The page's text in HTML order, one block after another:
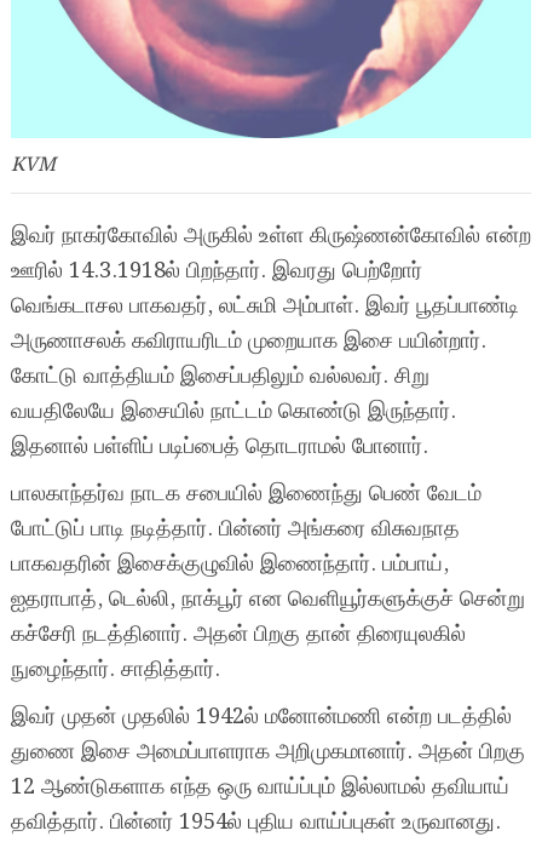
KVM
இவர் நாகர்கோவில் அருகில் உள்ள கிருஷ்ணன்கோவில் என்ற
ஊரில் 14.3.1918ல் பிறந்தார். இவரது பெற்றோர்
வெங்கடாசல பாகவதர், லட்சுமி அம்பாள். இவர் பூதப்பாண்டி
அருணாசலக் கவிராயரிடம் முறையாக இசை பயின்றார்.
கோட்டு வாத்தியம் இசைப்பதிலும் வல்லவர். சிறு
வயதிலேயே இசையில் நாட்டம் கொண்டு இருந்தார்.
இதனால் பள்ளிப் படிப்பைத் தொடராமல் போனார்.
பாலகாந்தர்வ நாடக சபையில் இணைந்து பெண் வேடம்
போட்டுப் பாடி நடித்தார். பின்னர் அங்கரை விசுவநாத
பாகவதரின் இசைக்குழுவில் இணைந்தார். பம்பாய்,
ஐதராபாத், டெல்லி, நாக்பூர் என வெளியூர்களுக்குச் சென்று
கச்சேரி நடத்தினார். அதன் பிறகு தான் திரையுலகில்
நுழைந்தார். சாதித்தார்.
இவர் முதன் முதலில் 1942ல் மனோன்மணி என்ற படத்தில்
துணை இசை அமைப்பாளராக அறிமுகமானார். அதன் பிறகு
12 ஆண்டுகளாக எந்த ஒரு வாய்ப்பும் இல்லாமல் தவியாய்
தவித்தார். பின்னர் 1954ல் புதிய வாய்ப்புகள் உருவானது.